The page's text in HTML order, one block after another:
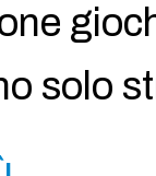
solo